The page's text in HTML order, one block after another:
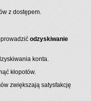
z dostępem.
odzyskiwanie
konta.
kłopotów.
zwiększają satysfakcję